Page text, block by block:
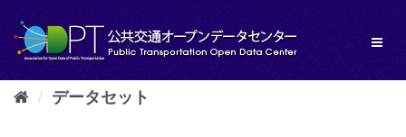
し
データセット